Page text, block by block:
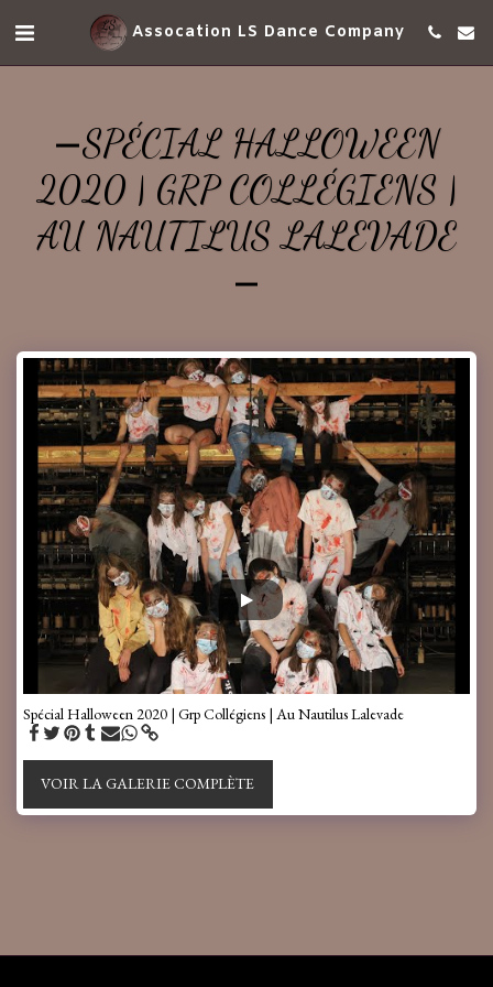
Assocation LS Dance Company
SPÉCIAL HALLOWEEN
2020 | GRP COLLÉGIENS |
AU NAUTILUS LALEVADE
Spécial Halloween 2020 | Grp Collégiens | Au Nautilus Lalevade
VOIR LA GALERIE COMPLÈTE